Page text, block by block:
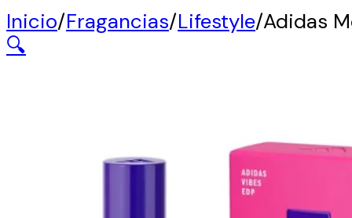
Inicio/Fragancias/Lifestyle/Adidas
🔍